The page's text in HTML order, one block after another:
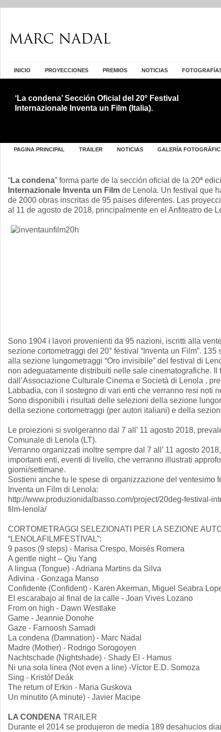
INICIO PROYECCIONES PREMIOS NOTICIAS
‘La condena’ Sección Oficial del 20º Festival
Internazionale Inventa un Film (Italia).
PAGINA PRINCIPAL TRAILER NOTICIAS GALERÍA
“La condena” forma parte de la sección oficial de la 20ª
Internazionale Inventa un Film de Lenola. Un festival que
de 2000 obras inscritas de 95 paises diferentes. Las
al 11 de agosto de 2018, principalmente en el Anfiteatro de
Sono 1904 i lavori provenienti da 95 nazioni, iscritti alla
sezione cortometraggi del 20° festival “Inventa un Film”.
alla sezione lungometraggi “Oro invisibile” del festival di
non adeguatamente distribuiti nelle sale cinematografiche. Il
dall’Associazione Culturale Cinema e Società di Lenola ,
Labbadia, con il sostegno di vari enti che verranno resi noti
Sono disponibili i risultati delle selezioni della sezione
della sezione cortometraggi (per autori italiani) e della
Le proiezioni si svolgeranno dal 7 all’ 11 agosto 2018,
Comunale di Lenola (LT).
Verranno organizzati inoltre sempre dal 7 all’ 11 agosto
importanti enti, eventi di livello, che verranno illustrati
giorni/settimane.
Sostieni anche tu le spese di organizzazione del ventesimo
Inventa un Film di Lenola:
http://www.produzionidalbasso.com/project/20deg-festival-
film-lenola/
CORTOMETRAGGI SELEZIONATI PER LA SEZIONE
“LENOLAFILMFESTIVAL”:
9 pasos (9 steps) - Marisa Crespo, Moisés Romera
A gentle night – Qiu Yang
A lingua (Tongue) - Adriana Martins da Silva
Adivina - Gonzaga Manso
Confidente (Confident) - Karen Akerman, Miguel Seabra
El escarabajo al final de la calle - Joan Vives Lozano
From on high - Dawn Westlake
Game - Jeannie Donohe
Gaze - Farnoosh Samadi
La condena (Damnation) - Marc Nadal
Madre (Mother) - Rodrigo Sorogoyen
Nachtschade (Nightshade) - Shady El - Hamus
Ni una sola linea (Not even a line) -Víctor E.D. Somoza
Sing - Kristóf Deák
The return of Erkin - Maria Guskova
Un minutito (A minute) - Javier Macipe
LA CONDENA TRAILER
Durante el 2014 se produjeron de media 189 desahucios